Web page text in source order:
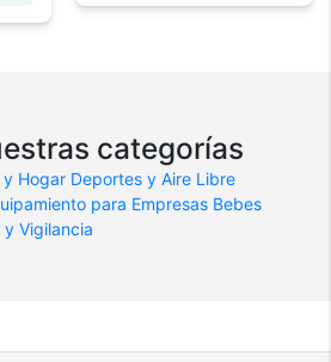
categorías
y Hogar Deportes y Aire Libre
para Empresas Bebes
Vigilancia